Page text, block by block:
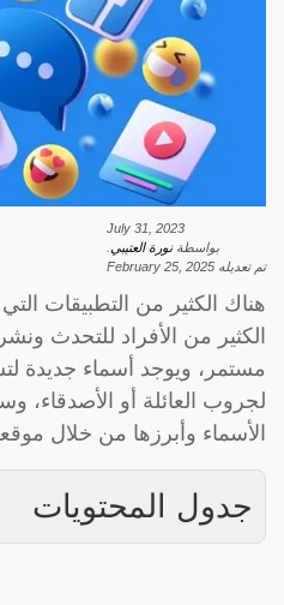
July 31, 2023
بواسطةنورة العتيبي
تم تعديله February 25, 2025
هناك الكثير من التطبيقات
الكثير من الأفراد للتحدث
مستمر، ويوجد أسماء جديدة
لجروب العائلة أو
الأسماء وأبرزها من خلال
جدول المحتويات